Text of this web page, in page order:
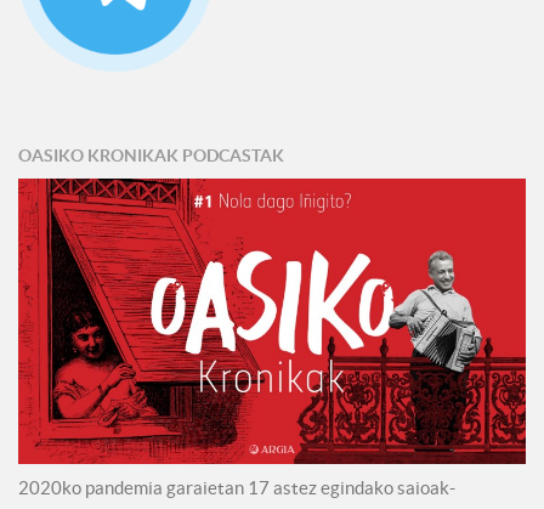
OASIKO KRONIKAK PODCASTAK
2020ko pandemia garaietan 17 astez egindako saioak-